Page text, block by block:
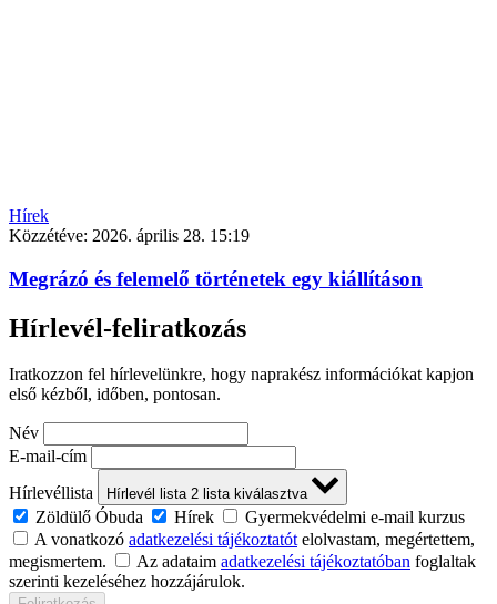
Hírek
Közzétéve: 2026. április 28. 15:19
Megrázó és felemelő történetek egy kiállításon
Hírlevél-feliratkozás
Iratkozzon fel hírlevelünkre, hogy naprakész információkat kapjon
első kézből, időben, pontosan.
Név
E-mail-cím
Hírlevéllista
Hírlevél lista 2 lista kiválasztva
Zöldülő Óbuda Hírek
Gyermekvédelmi e-mail kurzus
A vonatkozó adatkezelési tájékoztatótelolvastam, megértettem,
megismertem.
Az adataim adatkezelési tájékoztatóban foglaltak
szerinti kezeléséhez hozzájárulok.